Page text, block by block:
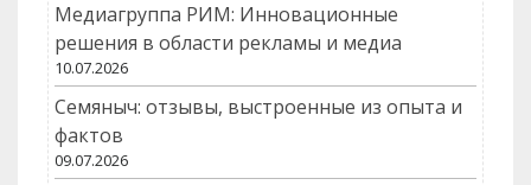
Медиагруппа РИМ: Инновационные
решения в области рекламы и медиа
10.07.2026
Семяныч: отзывы, выстроенные из опыта и
фактов
09.07.2026